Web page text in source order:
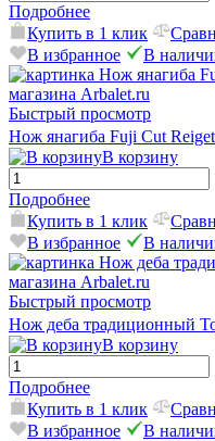
Подробнее
Купить в 1 клик
В избранное
В
Быстрый просмотр
Нож янагиба Fuji Cut
В корзину
Подробнее
Купить в 1 клик
В избранное
В
Быстрый просмотр
Нож деба традиционный
В корзину
Подробнее
Купить в 1 клик
В избранное
В